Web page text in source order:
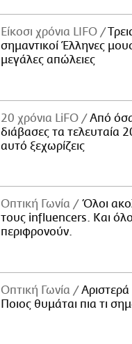
Είκοσι χρόνια LIFO
σημαντικοί Έλληνες
μεγάλες απώλειες
20 χρόνια LiFO
Από όσα
διάβασες τα τελευταία
αυτό ξεχωρίζεις
Οπτική Γωνία
Όλοι
τους influencers. Και
περιφρονούν.
Οπτική Γωνία
Αριστερά
Ποιος θυμάται πια τι